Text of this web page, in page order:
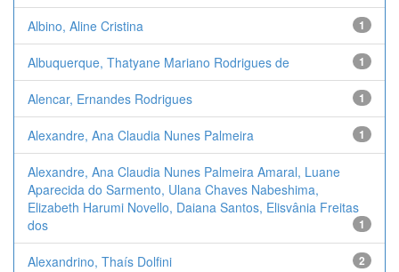
Albino, Aline Cristina 1
Albuquerque, Thatyane Mariano Rodrigues de 1
Alencar, Ernandes Rodrigues 1
Alexandre, Ana Claudia Nunes Palmeira 1
Alexandre, Ana Claudia Nunes Palmeira Amaral, Luane
Aparecida do Sarmento, Ulana Chaves Nabeshima,
Elizabeth Harumi Novello, Daiana Santos, Elisvânia Freitas
dos
1
Alexandrino, Thaís Dolfini 2